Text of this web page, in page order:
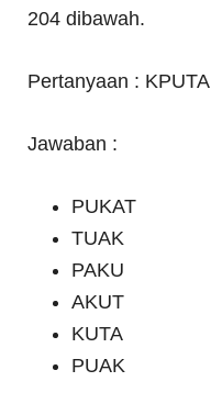
204 dibawah.
Pertanyaan : KPUTA
Jawaban :
PUKAT
TUAK
PAKU
AKUT
KUTA
PUAK